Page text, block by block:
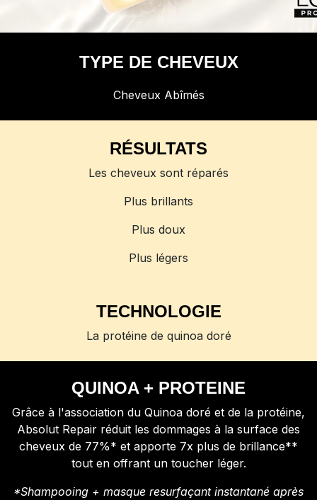
TYPE DE CHEVEUX
Cheveux Abîmés
RÉSULTATS
Les cheveux sont réparés
Plus brillants
Plus doux
Plus légers
TECHNOLOGIE
La protéine de quinoa doré
QUINOA + PROTEINE
Grâce à l'association du Quinoa doré et de la protéine,
Absolut Repair réduit les dommages à la surface des
cheveux de 77%* et apporte 7x plus de brillance**
tout en offrant un toucher léger.
*Shampooing + masque resurfaçant instantané après